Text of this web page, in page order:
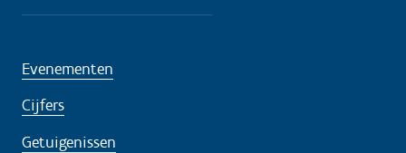
Evenementen
Cijfers
Getuigenissen